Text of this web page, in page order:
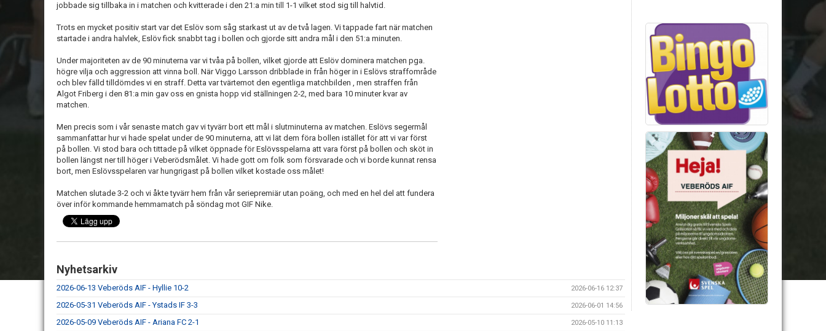
jobbade sig tillbaka in i matchen och kvitterade i den 21:a min till 1-1 vilket stod sig till halvtid.
Trots en mycket positiv start var det Eslöv som såg starkast ut av de två lagen. Vi tappade fart när matchen
startade i andra halvlek, Eslöv fick snabbt tag i bollen och gjorde sitt andra mål i den 51:a minuten.
Under majoriteten av de 90 minuterna var vi tvåa på bollen, vilket gjorde att Eslöv dominera matchen pga.
högre vilja och aggression att vinna boll. När Viggo Larsson dribblade in från höger in i Eslövs straffområde
och blev fälld tilldömdes vi en straff. Detta var tvärtemot den egentliga matchbilden , men straffen från
Algot Friberg i den 81:a min gav oss en gnista hopp vid ställningen 2-2, med bara 10 minuter kvar av
matchen.
Men precis som i vår senaste match gav vi tyvärr bort ett mål i slutminuterna av matchen. Eslövs segermål
sammanfattar hur vi hade spelat under de 90 minuterna, att vi lät dem föra bollen istället för att vi var först
på bollen. Vi stod bara och tittade på vilket öppnade för Eslövsspelarna att vara först på bollen och sköt in
bollen längst ner till höger i Veberödsmålet. Vi hade gott om folk som försvarade och vi borde kunnat rensa
bort, men Eslövsspelaren var hungrigast på bollen vilket kostade oss målet!
Matchen slutade 3-2 och vi åkte tyvärr hem från vår seriepremiär utan poäng, och med en hel del att fundera
över inför kommande hemmamatch på söndag mot GIF Nike.
Nyhetsarkiv
2026-06-13 Veberöds AIF - Hyllie 10-2 2026-06-16 12:37
2026-05-31 Veberöds AIF - Ystads IF 3-3 2026-06-01 14:56
2026-05-09 Veberöds AIF - Ariana FC 2-1 2026-05-10 11:13